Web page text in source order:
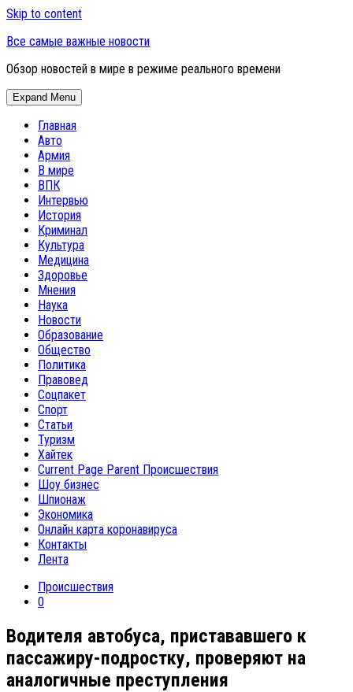
Skip to content
Все самые важные новости
Обзор новостей в мире в режиме реального времени
Expand Menu
Главная
Авто
Армия
В мире
ВПК
Интервью
История
Криминал
Культура
Медицина
Здоровье
Мнения
Наука
Новости
Образование
Общество
Политика
Правовед
Соцпакет
Спорт
Статьи
Туризм
Хайтек
Current Page Parent Происшествия
Шоу бизнес
Шпионаж
Экономика
Онлайн карта коронавируса
Контакты
Лента
Происшествия
0
Водителя автобуса, пристававшего к
пассажиру-подростку, проверяют на
аналогичные преступления